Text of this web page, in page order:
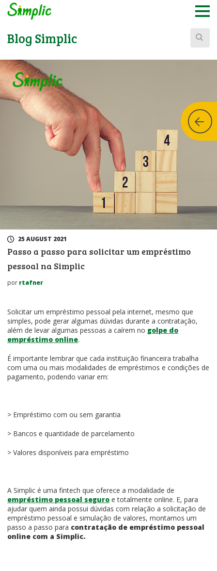
Blog Simplic
25 AUGUST 2021
Passo a passo para solicitar um empréstimo
pessoal na Simplic
por rtafner
Solicitar um empréstimo pessoal pela internet, mesmo que
simples, pode gerar algumas dúvidas durante a contratação,
além de levar algumas pessoas a caírem no golpe do
empréstimo online.
É importante lembrar que cada instituição financeira trabalha
com uma ou mais modalidades de empréstimos e condições de
pagamento, podendo variar em:
> Empréstimo com ou sem garantia
> Bancos e quantidade de parcelamento
> Valores disponíveis para empréstimo
A Simplic é uma fintech que oferece a modalidade de
empréstimo pessoal seguro e totalmente online. E, para
ajudar quem ainda possui dúvidas com relação a solicitação de
empréstimo pessoal e simulação de valores, montamos um
passo a passo para contratação de empréstimo pessoal
online com a Simplic.
Buscar: